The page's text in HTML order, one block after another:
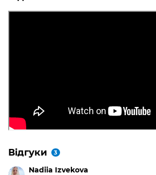
Відгуки 3
Nadiia Izvekova